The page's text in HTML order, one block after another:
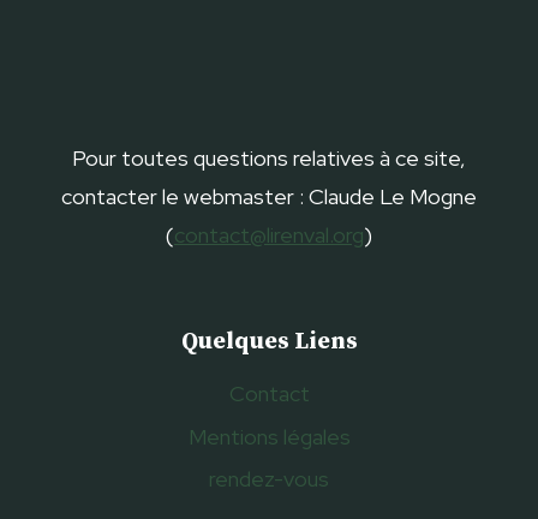
Pour toutes questions relatives à ce site,
contacter le webmaster : Claude Le Mogne
(contact@lirenval.org)
Quelques Liens
Contact
Mentions légales
rendez-vous